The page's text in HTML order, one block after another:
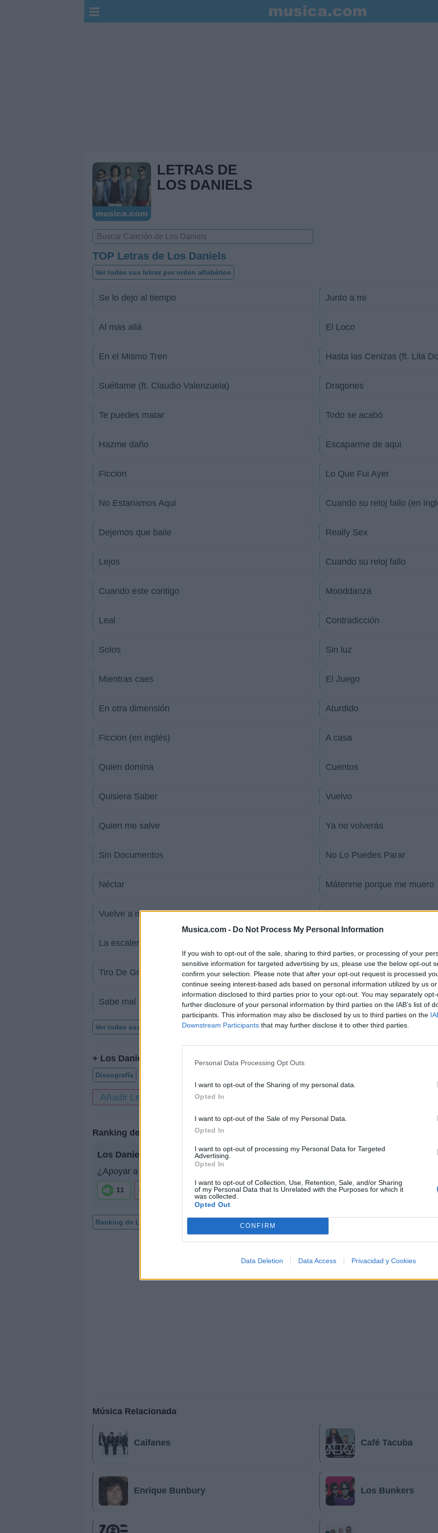
Musica.com - Do Not Process My Personal Information
If you wish to opt-out of the sale, sharing to third parties, or processing of your
sensitive information for targeted advertising by us, please use the below opt-out
confirm your selection. Please note that after your opt-out request is processed
continue seeing interest-based ads based on personal information utilized by us
information disclosed to third parties prior to your opt-out. You may separately
further disclosure of your personal information by third parties on the IAB’s list of
participants. This information may also be disclosed by us to third parties on the
Downstream Participants that may further disclose it to other third parties.
Personal Data Processing Opt Outs
I want to opt-out of the Sharing of my personal data.
Opted In
I want to opt-out of the Sale of my Personal Data.
Opted In
I want to opt-out of processing my Personal Data for Targeted
Advertising.
Opted In
I want to opt-out of Collection, Use, Retention, Sale, and/or Sharing
of my Personal Data that Is Unrelated with the Purposes for which it
was collected.
Opted Out
CONFIRM
Data Deletion Data Access Privacidad y Cookies
LETRAS DE
LOS DANIELS
TOP Letras de Los Daniels
Ver todas sus letras por orden alfabético
Se lo dejo al tiempo Junto a mi
Al mas allá El Loco
En el Mismo Tren Hasta las Cenizas (ft. Lila
Suéltame (ft. Claudio Valenzuela) Dragones
Te puedes matar Todo se acabó
Hazme daño Escaparme de aqui
Ficcion Lo Que Fui Ayer
No Estariamos Aqui Cuando su reloj fallo (en
Dejemos que baile Really Sex
Lejos Cuando su reloj fallo
Cuando este contigo Mooddanza
Leal Contradicción
Solos Sin luz
Mientras caes El Juego
En otra dimensión Aturdido
Ficcion (en inglés) A casa
Quien domina Cuentos
Quisiera Saber Vuelvo
Quien me salve Ya no volverás
Sin Documentos No Lo Puedes Parar
Néctar Mátenme porque me muero
Vuelve a mi Lágrimas
La escalera
Tiro De Gracia Viajante
Sabe mal Morena
Ver todas sus letras por orden alfabético
+ Los Daniels
Discografía
Añadir Letra
Ranking de Los Daniels
Los Daniels
no está entre los 500 artistas más apoyados y visitados de esta semana.
¿Apoyar a Los Daniels?
11
Ranking de Los Daniels
Música Relacionada
Caifanes Café Tacuba
Enrique Bunbury Los Bunkers